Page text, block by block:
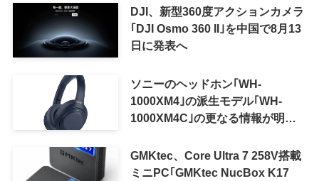
可能に
DJI、新型360度アクションカメラ
｢DJI Osmo 360 II｣を中国で8月13
日に発表へ
ソニーのヘッドホン｢WH-
1000XM4｣の派生モデル｢WH-
1000XM4C｣の更なる情報が明ら
GMKtec、Core Ultra 7 258V搭載
ミニPC｢GMKtec NucBox K17